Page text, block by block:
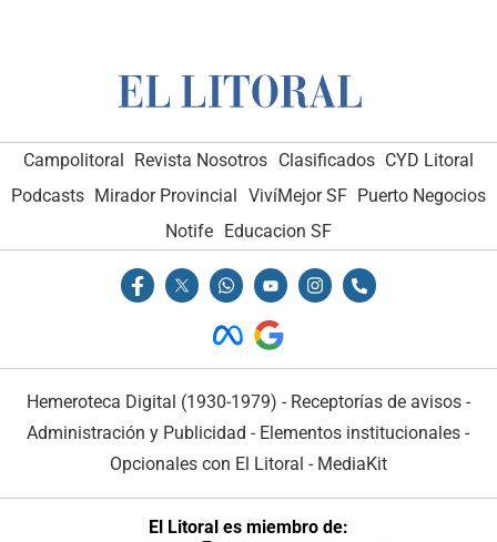
Campolitoral Revista Nosotros Clasificados CYD Litoral
Podcasts Mirador Provincial VivíMejor SF Puerto Negocios
Notife
Educacion SF
Hemeroteca Digital (1930-1979) - Receptorías de avisos -
Administración y Publicidad - Elementos institucionales -
Opcionales con El Litoral - MediaKit
El Litoral es miembro de: